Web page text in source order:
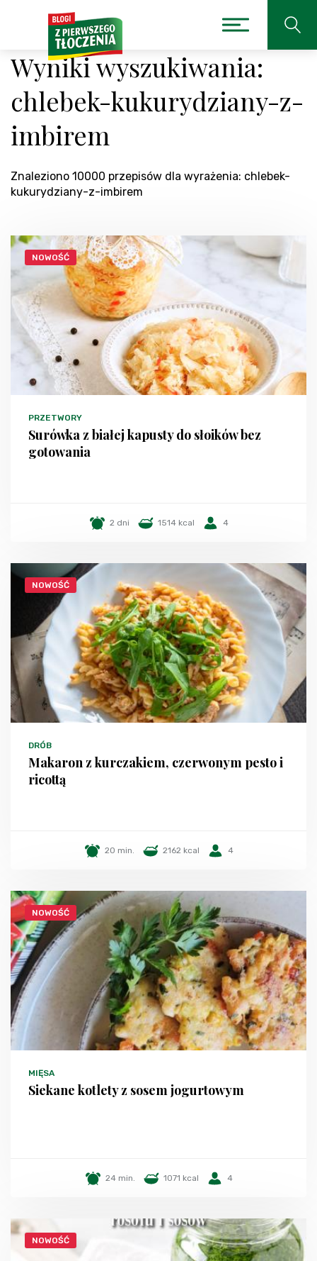
Wyniki wyszukiwania:
chlebek-kukurydziany-z-
imbirem
Znaleziono 10000 przepisów dla wyrażenia: chlebek-
kukurydziany-z-imbirem
NOWOŚĆ
PRZETWORY
Surówka z białej kapusty do słoików bez
gotowania
2 dni 1514 kcal 4
NOWOŚĆ
DRÓB
Makaron z kurczakiem, czerwonym pesto i
ricottą
20 min. 2162 kcal 4
NOWOŚĆ
MIĘSA
Siekane kotlety z sosem jogurtowym
24 min. 1071 kcal 4
NOWOŚĆ